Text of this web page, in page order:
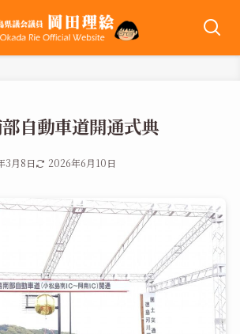
自動車道開通式典
3月8日 2026年6月10日